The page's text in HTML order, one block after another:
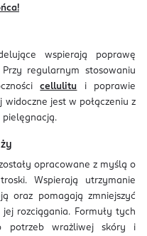
wspierają poprawę
regularnym stosowaniu
cellulitu i poprawie
widoczne jest w połączeniu z
pielęgnacją.
opracowane z myślą o
Wspierają utrzymanie
oraz pomagają zmniejszyć
rozciągania. Formuły tych
potrzeb wrażliwej skóry i